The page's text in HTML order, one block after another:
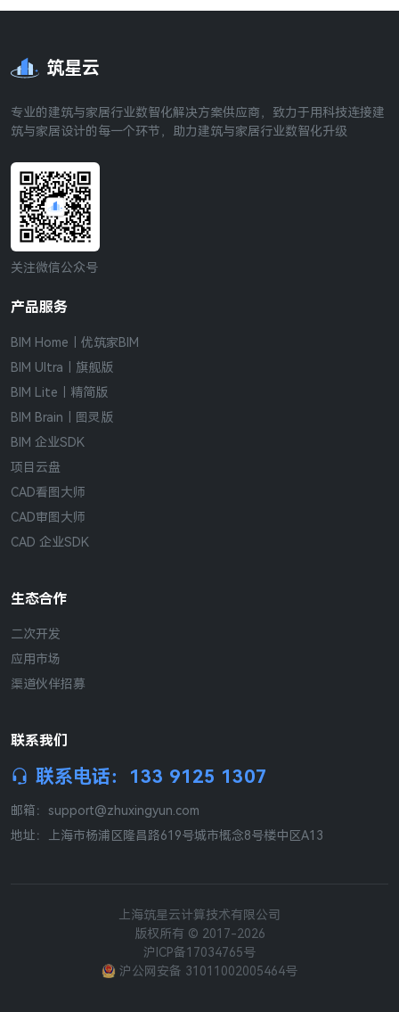
筑星云
专业的建筑与家居行业数智化解决方案供应商，致力于用科技连接建
筑与家居设计的每一个环节，助力建筑与家居行业数智化升级
关注微信公众号
产品服务
BIM Home｜优筑家BIM
BIM Ultra｜旗舰版
BIM Lite｜精简版
BIM Brain｜图灵版
BIM 企业SDK
项目云盘
CAD看图大师
CAD审图大师
CAD 企业SDK
生态合作
二次开发
应用市场
渠道伙伴招募
联系我们
联系电话：133 9125 1307
邮箱：support@zhuxingyun.com
地址：上海市杨浦区隆昌路619号城市概念8号楼中区A13
上海筑星云计算技术有限公司
版权所有 © 2017-2026
沪ICP备17034765号
沪公网安备 31011002005464号